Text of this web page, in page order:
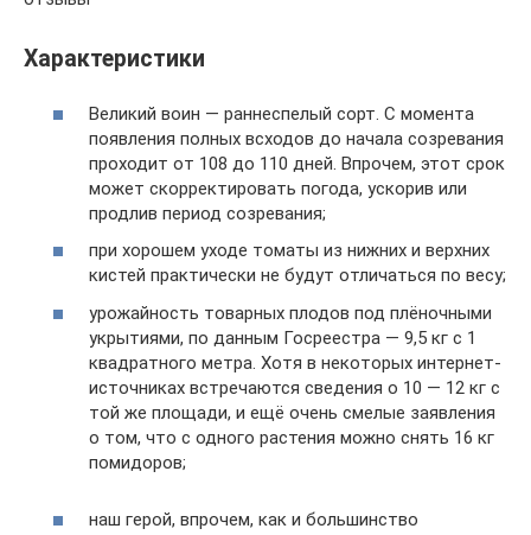
Характеристики
Великий воин — раннеспелый сорт. С момента
появления полных всходов до начала созревания
проходит от 108 до 110 дней. Впрочем, этот срок
может скорректировать погода, ускорив или
продлив период созревания;
при хорошем уходе томаты из нижних и верхних
кистей практически не будут отличаться по весу;
урожайность товарных плодов под плёночными
укрытиями, по данным Госреестра — 9,5 кг с 1
квадратного метра. Хотя в некоторых интернет-
источниках встречаются сведения о 10 — 12 кг с
той же площади, и ещё очень смелые заявления
о том, что с одного растения можно снять 16 кг
помидоров;
наш герой, впрочем, как и большинство